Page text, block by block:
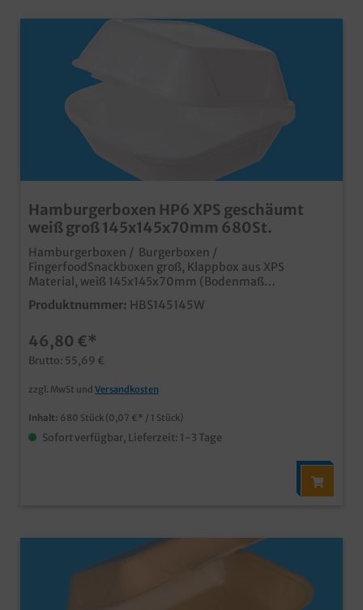
Hamburgerboxen HP6 XPS geschäumt
weiß groß 145x145x70mm 680St.
Hamburgerboxen / Burgerboxen /
FingerfoodSnackboxen groß, Klappbox aus XPS
Material, weiß 145x145x70mm (Bodenmaß
90x90mm), HP6, IP6, 680 Stück im Karton praktische
Klappbox für Hamburger, Cheeseburger und Fingerfood
XPS Material, natürlich lebensmittelunbedenklichaus
europäischer Produktion, für kurze Lieferwege
Produktnummer: HBS145145W
46,80 €*
Brutto: 55,69 €
zzgl. MwSt und Versandkosten
Inhalt: 680 Stück (0,07 €* / 1 Stück)
Sofort verfügbar, Lieferzeit: 1-3 Tage